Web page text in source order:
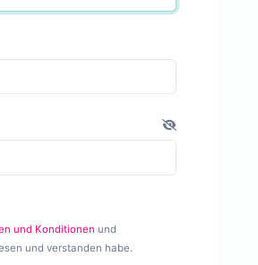
und Konditionen und
und verstanden habe.